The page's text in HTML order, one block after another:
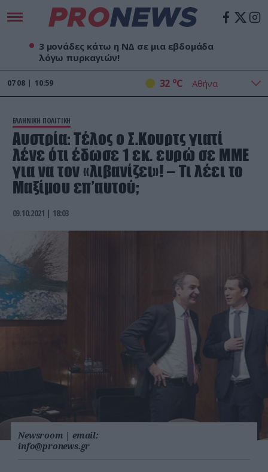
3 μονάδες κάτω η ΝΔ σε μια εβδομάδα
λόγω πυρκαγιών!
07 08 10:59 32 oC
ΕΛΛΗΝΙΚΗ ΠΟΛΙΤΙΚΗ
Αυστρία: Τέλος ο Σ.Κουρτς γιατί
λένε ότι έδωσε 1 εκ. ευρώ σε ΜΜΕ
για να τον «λιβανίζει»! – Τι λέει το
Μαξίμου επ’αυτού;
09.10.2021 | 18:03
Newsroom | email:
info@pronews.gr